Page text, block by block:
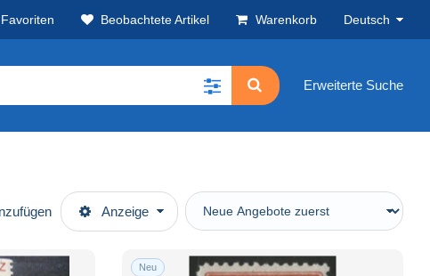
Favoriten Beobachtete Artikel Warenkorb Deutsch
Erweiterte Suche
Anzeige
Neu